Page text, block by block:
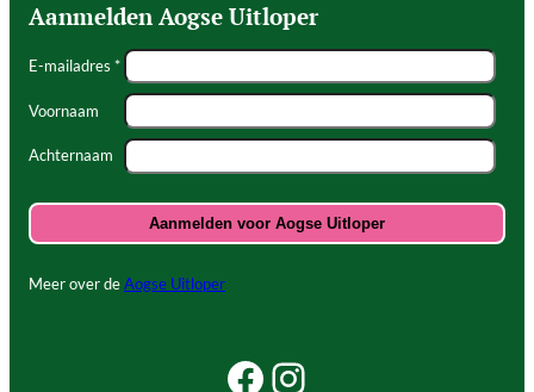
Aanmelden Aogse Uitloper
E-mailadres *
Voornaam
Achternaam
Meer over deAogse Uitloper
Facebook Beleef Princenhage
Instagram Beleef Princenhage